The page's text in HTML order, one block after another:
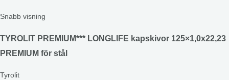
Snabb visning
TYROLIT PREMIUM*** LONGLIFE kapskivor 125×1,0x22,23
PREMIUM för stål
Tyrolit